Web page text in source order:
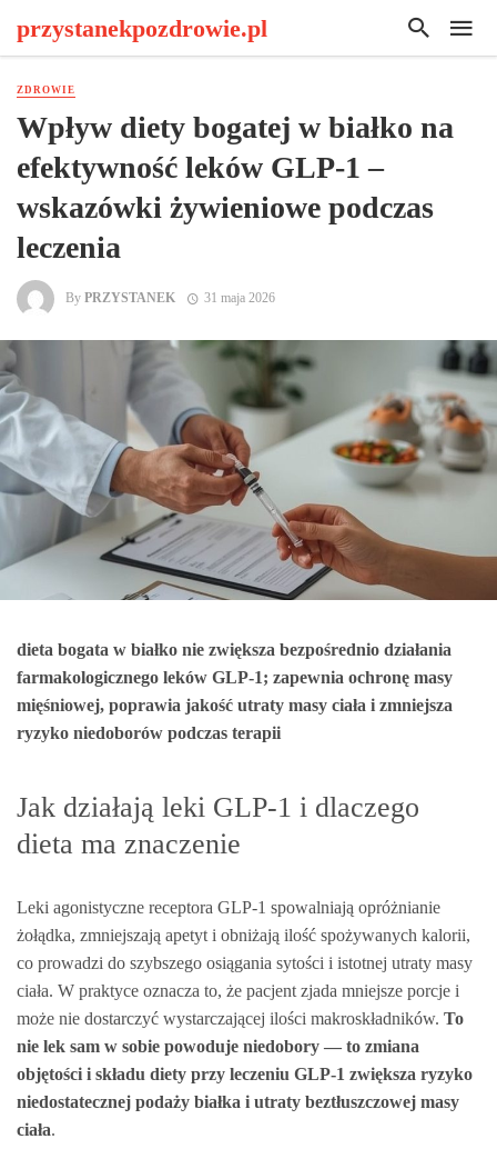
przystanekpozdrowie.pl
ZDROWIE
Wpływ diety bogatej w białko na
efektywność leków GLP-1 –
wskazówki żywieniowe podczas
leczenia
By PRZYSTANEK 31 maja 2026
dieta bogata w białko nie zwiększa bezpośrednio działania
farmakologicznego leków GLP‑1; zapewnia ochronę masy
mięśniowej, poprawia jakość utraty masy ciała i zmniejsza
ryzyko niedoborów podczas terapii
Jak działają leki GLP‑1 i dlaczego
dieta ma znaczenie
Leki agonistyczne receptora GLP‑1 spowalniają opróżnianie
żołądka, zmniejszają apetyt i obniżają ilość spożywanych kalorii,
co prowadzi do szybszego osiągania sytości i istotnej utraty masy
ciała. W praktyce oznacza to, że pacjent zjada mniejsze porcje i
może nie dostarczyć wystarczającej ilości makroskładników. To
nie lek sam w sobie powoduje niedobory — to zmiana
objętości i składu diety przy leczeniu GLP‑1 zwiększa ryzyko
niedostatecznej podaży białka i utraty beztłuszczowej masy
ciała.